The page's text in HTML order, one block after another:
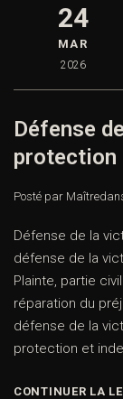
24
MAR
2026
Défense
protection
Posté par Maître
Défense de la
défense de la
Plainte, partie
réparation du
défense de la
protection et
CONTINUER LA